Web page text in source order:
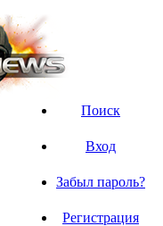
Поиск
Вход
Забыл пароль?
Регистрация